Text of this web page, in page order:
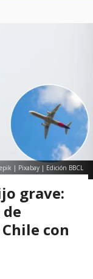
| Pixabay | Edición BBCL
grave:
con